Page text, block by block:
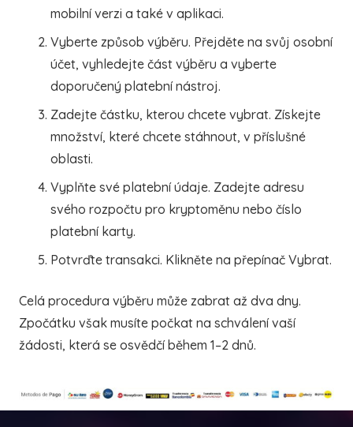
mobilní verzi a také v aplikaci.
Vyberte způsob výběru. Přejděte na svůj osobní
účet, vyhledejte část výběru a vyberte
doporučený platební nástroj.
Zadejte částku, kterou chcete vybrat. Získejte
množství, které chcete stáhnout, v příslušné
oblasti.
Vyplňte své platební údaje. Zadejte adresu
svého rozpočtu pro kryptoměnu nebo číslo
platební karty.
Potvrďte transakci. Klikněte na přepínač Vybrat.
Celá procedura výběru může zabrat až dva dny.
Zpočátku však musíte počkat na schválení vaší
žádosti, která se osvědčí během 1–2 dnů.